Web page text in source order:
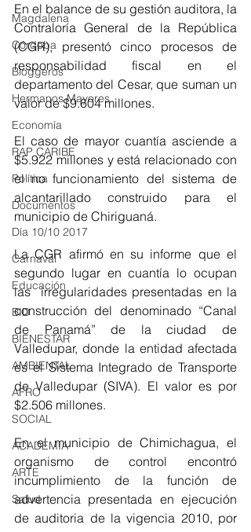
Magdalena
Córdoba
Bloggeros
Hermanos Mayores
Economía
RAP CARIBE
Política
Documentos
Día 10/10 2017
Carnaval
Educación
BID
BIENESTAR
AMBIENTAL
AFRO
SOCIAL
ACADEMIA
ARTE
Salud
En el balance de su gestión auditora, la
Contraloría General de la República
(CGR), presentó cinco procesos de
responsabilidad fiscal en el
departamento del Cesar, que suman un
valor de $9.604 millones.
El caso de mayor cuantía asciende a
$5.922 millones y está relacionado con
el no funcionamiento del sistema de
alcantarillado construido para el
municipio de Chiriguaná.
La CGR afirmó en su informe que el
segundo lugar en cuantía lo ocupan
las  irregularidades presentadas en la
construcción del denominado “Canal
de Panamá” de la ciudad de
Valledupar, donde la entidad afectada
es el Sistema Integrado de Transporte
de Valledupar (SIVA). El valor es por
$2.506 millones.
En el municipio de Chimichagua, el
organismo de control encontró
incumplimiento de la función de
advertencia presentada en ejecución
de auditoria de la vigencia 2010, por